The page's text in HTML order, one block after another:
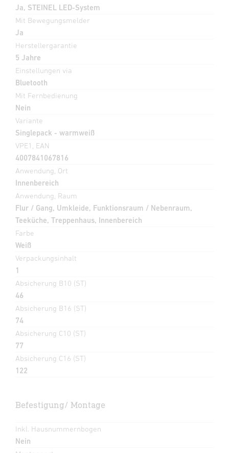
Ja, STEINEL LED-System
Mit Bewegungsmelder
Ja
Herstellergarantie
5 Jahre
Einstellungen via
Bluetooth
Mit Fernbedienung
Nein
Variante
Singlepack - warmweiß
VPE1, EAN
4007841067816
Anwendung, Ort
Innenbereich
Anwendung, Raum
Flur / Gang, Umkleide, Funktionsraum / Nebenraum,
Teeküche, Treppenhaus, Innenbereich
Farbe
Weiß
Verpackungsinhalt
1
Absicherung B10 (ST)
46
Absicherung B16 (ST)
74
Absicherung C10 (ST)
77
Absicherung C16 (ST)
122
Befestigung/ Montage
Inkl. Hausnummernbogen
Nein